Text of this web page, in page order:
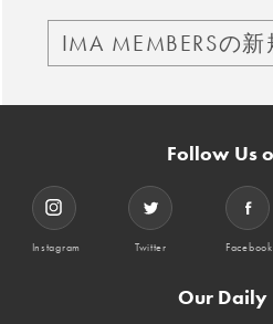
IMA MEMBERSの
Follow Us
Instagram Twitter Facebook
Our Daily